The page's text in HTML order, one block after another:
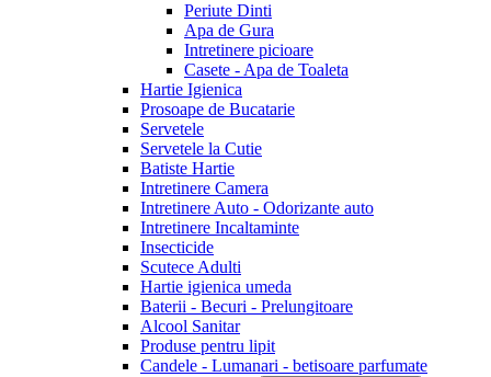
Periute Dinti
Apa de Gura
Intretinere picioare
Casete - Apa de Toaleta
Hartie Igienica
Prosoape de Bucatarie
Servetele
Servetele la Cutie
Batiste Hartie
Intretinere Camera
Intretinere Auto - Odorizante auto
Intretinere Incaltaminte
Insecticide
Scutece Adulti
Hartie igienica umeda
Baterii - Becuri - Prelungitoare
Alcool Sanitar
Produse pentru lipit
Candele - Lumanari - betisoare parfumate